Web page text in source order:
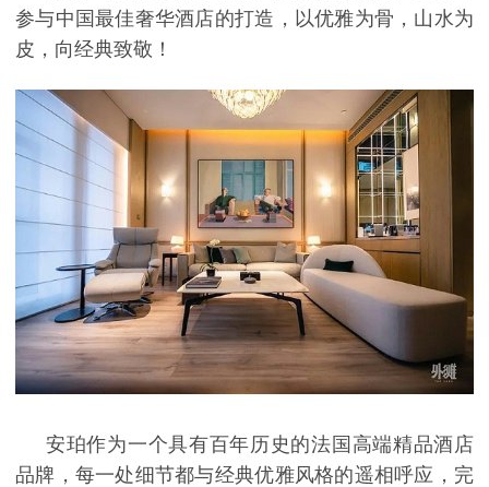
参与中国最佳奢华酒店的打造，以优雅为骨，山水为
皮，向经典致敬！
安珀作为一个具有百年历史的法国高端精品酒店
品牌，每一处细节都与经典优雅风格的遥相呼应，完